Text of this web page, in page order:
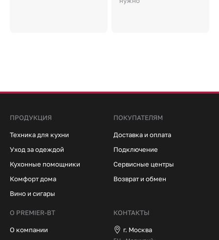
ПРОДУКЦИЯ
Техника для кухни
Уход за одеждой
Кухонные помощники
Комфорт дома
Вино и сигары
ПОКУПАТЕЛЯМ
Доставка и оплата
Подключение
Сервисные центры
Возврат и обмен
О PREMIER-BT
О компании
КОНТАКТЫ
г. Москва